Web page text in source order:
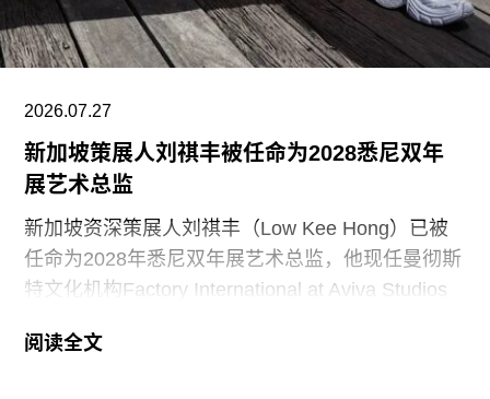
Town Hall），由阿尔瓦·阿尔托与艾丽莎·阿尔托于
1952年共同完成。艾诺于1949年去世后，阿尔瓦
与艾丽莎结婚。两人还共同建造了位于派延奈湖
（Lake
2026.07.27
新加坡策展人刘祺丰被任命为2028悉尼双年
展艺术总监
新加坡资深策展人刘祺丰（Low Kee Hong）已被
任命为2028年悉尼双年展艺术总监，他现任曼彻斯
特文化机构Factory International at Aviva Studios
阅读全文